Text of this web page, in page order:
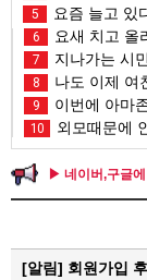
5 요즘 늘고 있
6 요새 치고 올
7 지나가는 시
8 나도 이제 여
9 이번에 아마
10 외모때문에
▶ 네이버,구글
[알림] 회원가입